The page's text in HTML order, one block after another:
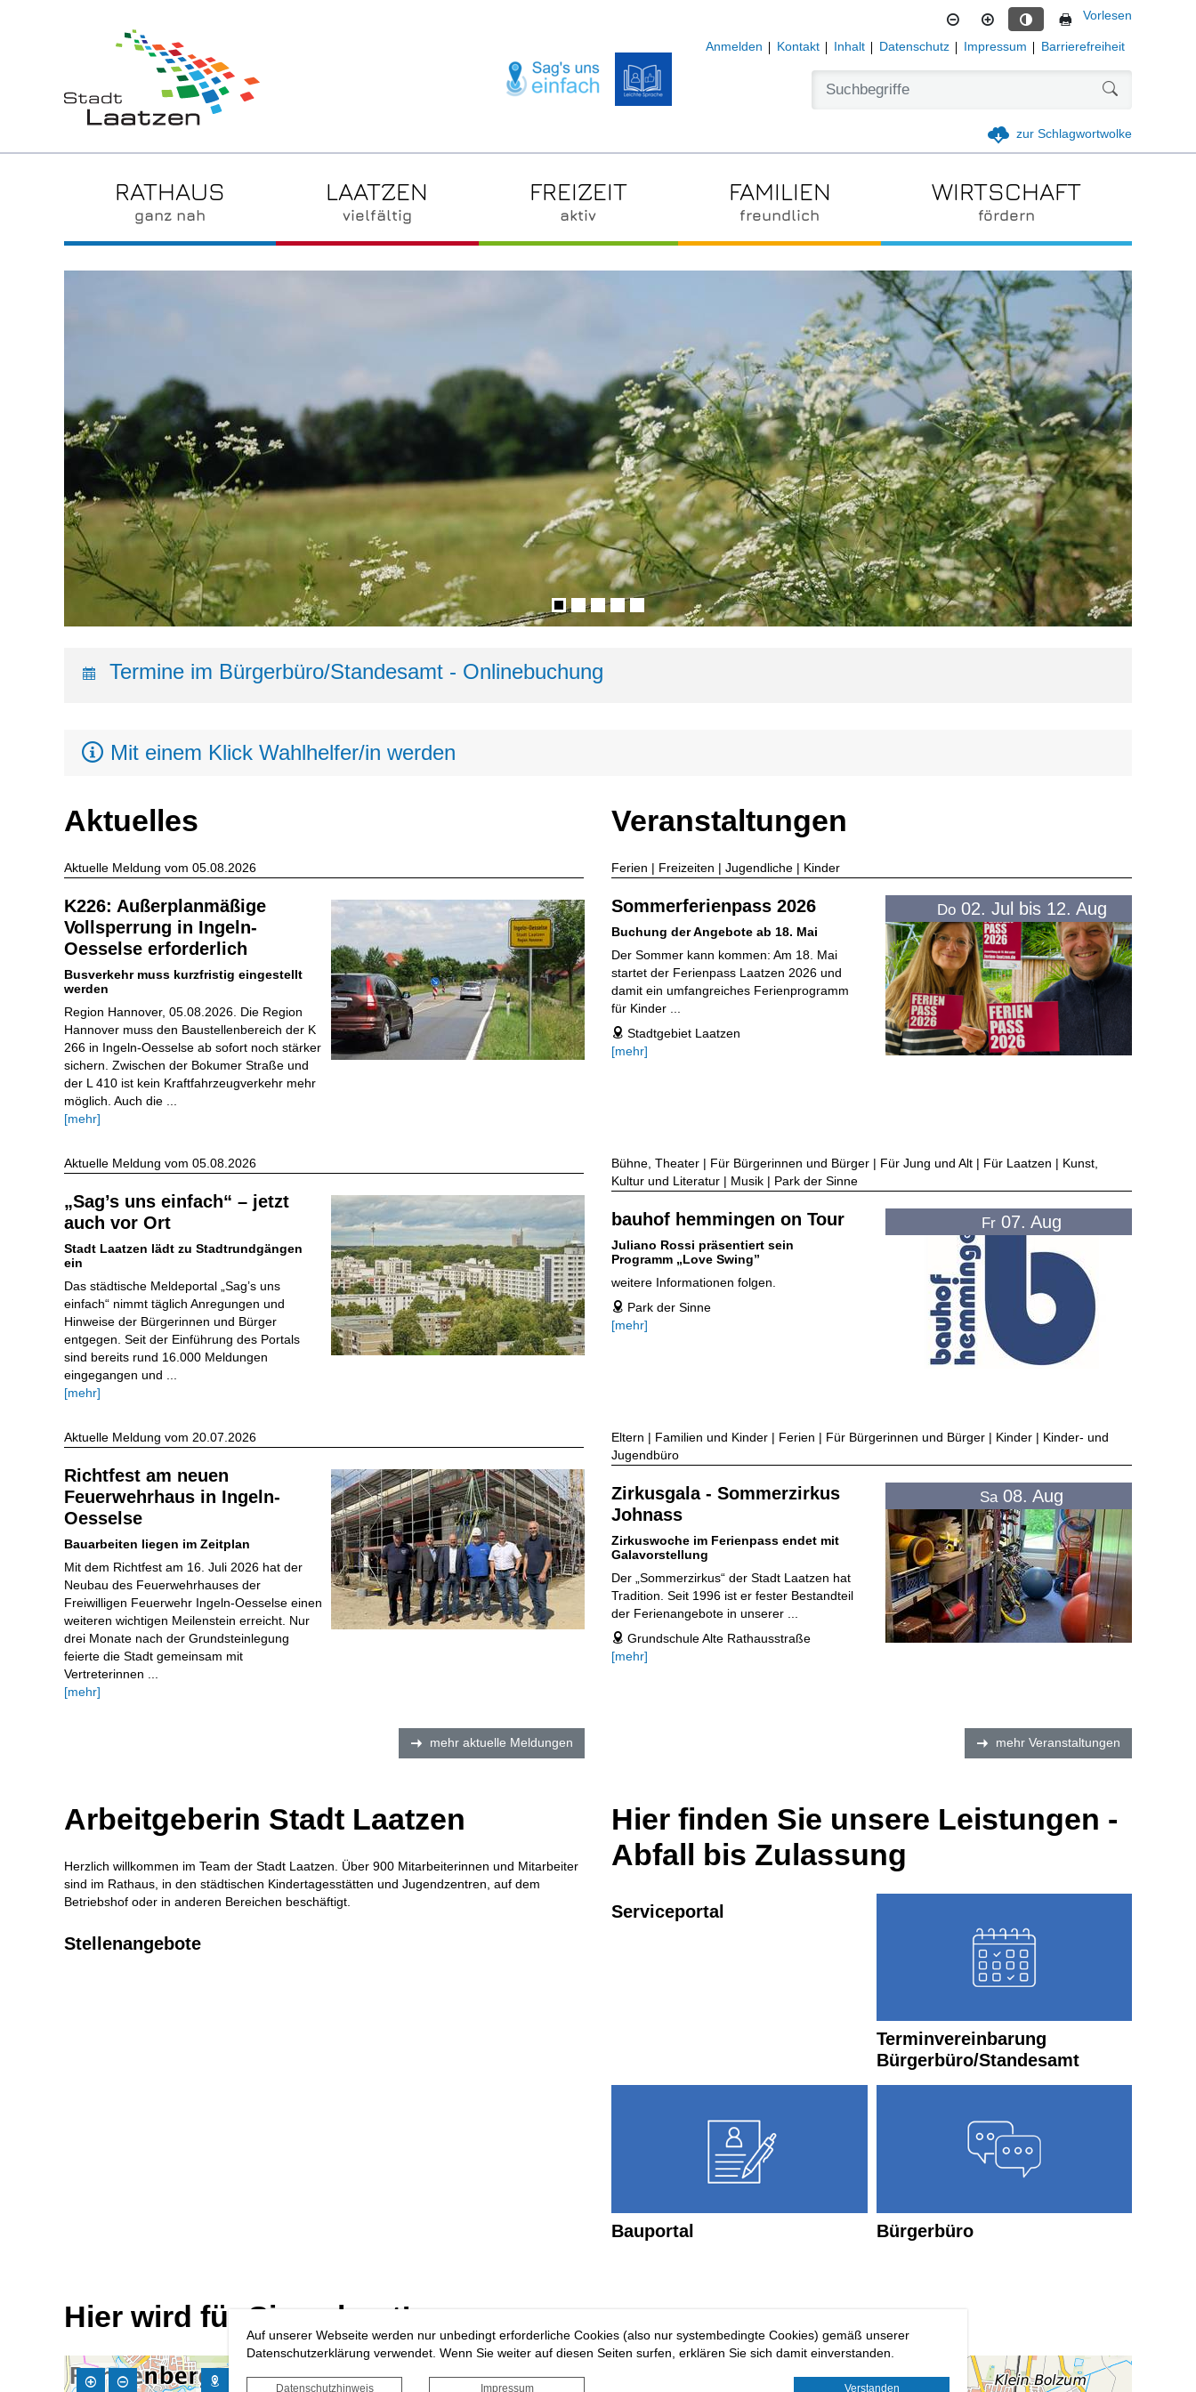
Auf unserer Webseite werden nur unbedingt erforderliche Cookies (also nur systembedingte Cookies) gemäß unserer
Datenschutzerklärung verwendet. Wenn Sie weiter auf diesen Seiten surfen, erklären Sie sich damit einverstanden.
Datenschutzhinweis Impressum Verstanden
Kontrastmodus aktivieren
Vorlesen
Anmelden Kontakt Inhalt Datenschutz Impressum Barrierefreiheit
zur Schlagwortwolke
RATHAUS
ganz nah
LAATZEN
vielfältig
FREIZEIT
aktiv
FAMILIEN
freundlich
WIRTSCHAFT
fördern
Termine im Bürgerbüro/Standesamt - Onlinebuchung
Mit einem Klick Wahlhelfer/in werden
Aktuelles
K226: Außerplanmäßige
Vollsperrung in Ingeln-
Oesselse erforderlich
Busverkehr muss kurzfristig eingestellt
werden
Region Hannover, 05.08.2026. Die Region
Hannover muss den Baustellenbereich der K
266 in Ingeln-Oesselse ab sofort noch stärker
sichern. Zwischen der Bokumer Straße und
der L 410 ist kein Kraftfahrzeugverkehr mehr
möglich. Auch die ...
[mehr]
Aktuelle Meldung vom 05.08.2026
„Sag’s uns einfach“ – jetzt
auch vor Ort
Stadt Laatzen lädt zu Stadtrundgängen
ein
Das städtische Meldeportal „Sag’s uns
einfach“ nimmt täglich Anregungen und
Hinweise der Bürgerinnen und Bürger
entgegen. Seit der Einführung des Portals
sind bereits rund 16.000 Meldungen
eingegangen und ...
[mehr]
Aktuelle Meldung vom 05.08.2026
Richtfest am neuen
Feuerwehrhaus in Ingeln-
Oesselse
Bauarbeiten liegen im Zeitplan
Mit dem Richtfest am 16. Juli 2026 hat der
Neubau des Feuerwehrhauses der
Freiwilligen Feuerwehr Ingeln-Oesselse einen
weiteren wichtigen Meilenstein erreicht. Nur
drei Monate nach der Grundsteinlegung
feierte die Stadt gemeinsam mit
Vertreterinnen ...
[mehr]
Aktuelle Meldung vom 20.07.2026
mehr aktuelle Meldungen
Veranstaltungen
Ferien | Freizeiten | Jugendliche | Kinder
Sommerferienpass 2026
Buchung der Angebote ab 18. Mai
Der Sommer kann kommen: Am 18. Mai
startet der Ferienpass Laatzen 2026 und
damit ein umfangreiches Ferienprogramm
für Kinder ...
address Stadtgebiet Laatzen
[mehr]
Do02. Jul bis 12. Aug
Bühne, Theater | Für Bürgerinnen und Bürger | Für Jung und Alt | Für Laatzen | Kunst,
Kultur und Literatur | Musik | Park der Sinne
bauhof hemmingen on Tour
Juliano Rossi präsentiert sein
Programm „Love Swing”
weitere Informationen folgen.
address Park der Sinne
[mehr]
Fr 07. Aug
Eltern | Familien und Kinder | Ferien | Für Bürgerinnen und Bürger | Kinder | Kinder- und
Jugendbüro
Zirkusgala - Sommerzirkus
Johnass
Zirkuswoche im Ferienpass endet mit
Galavorstellung
Der „Sommerzirkus“ der Stadt Laatzen hat
Tradition. Seit 1996 ist er fester Bestandteil
der Ferienangebote in unserer ...
address Grundschule Alte Rathausstraße
[mehr]
Sa 08. Aug
mehr Veranstaltungen
Arbeitgeberin Stadt Laatzen
Herzlich willkommen im Team der Stadt Laatzen. Über 900 Mitarbeiterinnen und Mitarbeiter
sind im Rathaus, in den städtischen Kindertagesstätten und Jugendzentren, auf dem
Betriebshof oder in anderen Bereichen beschäftigt.
Stellenangebote
Hier finden Sie unsere Leistungen -
Abfall bis Zulassung
Terminvereinbarung
Bürgerbüro/Standesamt
Bauportal Bürgerbüro
Hier wird für Sie gebaut!